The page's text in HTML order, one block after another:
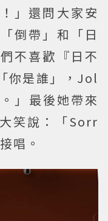
」還問大家安
倒帶」和「日
不喜歡『日不
你是誰」，Jol
」最後她帶來
笑說：「Sorr
唱。